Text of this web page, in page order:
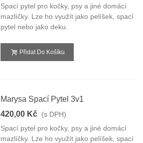
Spací pytel pro kočky, psy a jiné domácí
mazlíčky. Lze ho využít jako pelíšek, spací
pytel nebo jako deku.
Přidat Do Košíku
Marysa Spací Pytel 3v1
420,00 Kč (s DPH)
Spací pytel pro kočky, psy a jiné domácí
mazlíčky. Lze ho využít jako pelíšek, spací